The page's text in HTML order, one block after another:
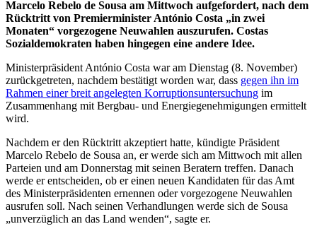
Marcelo Rebelo de Sousa am Mittwoch aufgefordert, nach dem
Rücktritt von Premierminister António Costa „in zwei
Monaten“ vorgezogene Neuwahlen auszurufen. Costas
Sozialdemokraten haben hingegen eine andere Idee.
Ministerpräsident António Costa war am Dienstag (8. November)
zurückgetreten, nachdem bestätigt worden war, dass gegen ihn im
Rahmen einer breit angelegten Korruptionsuntersuchung im
Zusammenhang mit Bergbau- und Energiegenehmigungen ermittelt
wird.
Nachdem er den Rücktritt akzeptiert hatte, kündigte Präsident
Marcelo Rebelo de Sousa an, er werde sich am Mittwoch mit allen
Parteien und am Donnerstag mit seinen Beratern treffen. Danach
werde er entscheiden, ob er einen neuen Kandidaten für das Amt
des Ministerpräsidenten ernennen oder vorgezogene Neuwahlen
ausrufen soll. Nach seinen Verhandlungen werde sich de Sousa
„unverzüglich an das Land wenden“, sagte er.